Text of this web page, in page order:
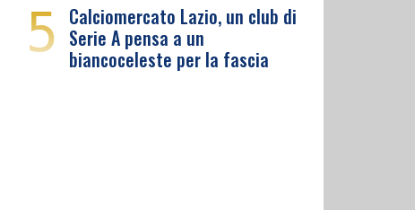
5 Calciomercato Lazio, un club di
Serie A pensa a un
biancoceleste per la fascia